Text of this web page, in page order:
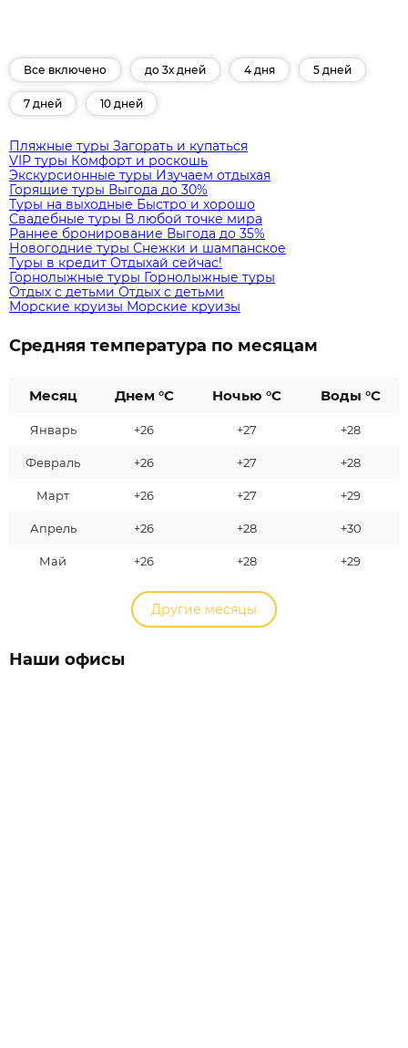
Все включено до 3х дней 4 дня 5 дней
7 дней 10 дней
Пляжные туры Загорать и купаться
VIP туры Комфорт и роскошь
Экскурсионные туры Изучаем отдыхая
Горящие туры Выгода до 30%
Туры на выходные Быстро и хорошо
Свадебные туры В любой точке мира
Раннее бронирование Выгода до 35%
Новогодние туры Снежки и шампанское
Туры в кредит Отдыхай сейчас!
Горнолыжные туры Горнолыжные туры
Отдых с детьми Отдых с детьми
Морские круизы Морские круизы
Средняя температура по месяцам
Месяц Днем °C Ночью °C Воды °C
Январь +26 +27 +28
Февраль +26 +27 +28
Март +26 +27 +29
Апрель +26 +28 +30
Май +26 +28 +29
Другие месяцы
Наши офисы